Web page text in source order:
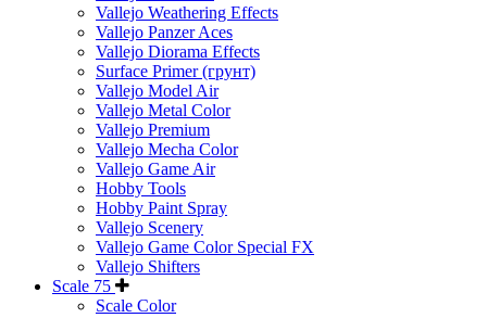
Vallejo Weathering Effects
Vallejo Panzer Aces
Vallejo Diorama Effects
Surface Primer (грунт)
Vallejo Model Air
Vallejo Metal Color
Vallejo Premium
Vallejo Mecha Color
Vallejo Game Air
Hobby Tools
Hobby Paint Spray
Vallejo Scenery
Vallejo Game Color Special FX
Vallejo Shifters
Scale 75
Scale Color